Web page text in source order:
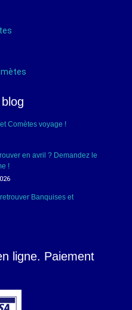
Comètes voyage !
en avril ? Demandez le
!
Banquises et
ligne. Paiement